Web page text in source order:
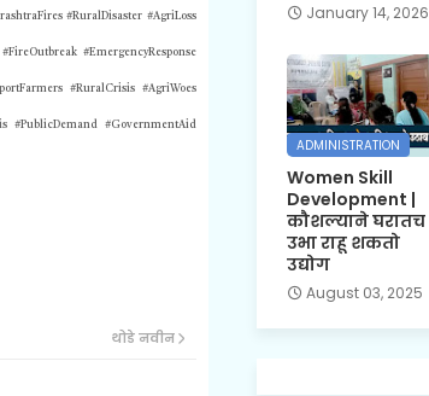
#RuralDisaster #AgriLoss
#EmergencyResponse
#RuralCrisis #AgriWoes
#PublicDemand #GovernmentAid
थोडे नवीन
January 14, 2026
ADMINISTRATION
Women Skill
Development |
कौशल्याने घरातच
उभा राहू शकतो
उद्योग
August 03, 2025